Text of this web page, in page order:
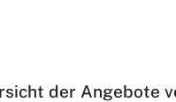
der Angebote